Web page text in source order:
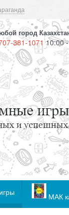
город
381-107110:00
МАК